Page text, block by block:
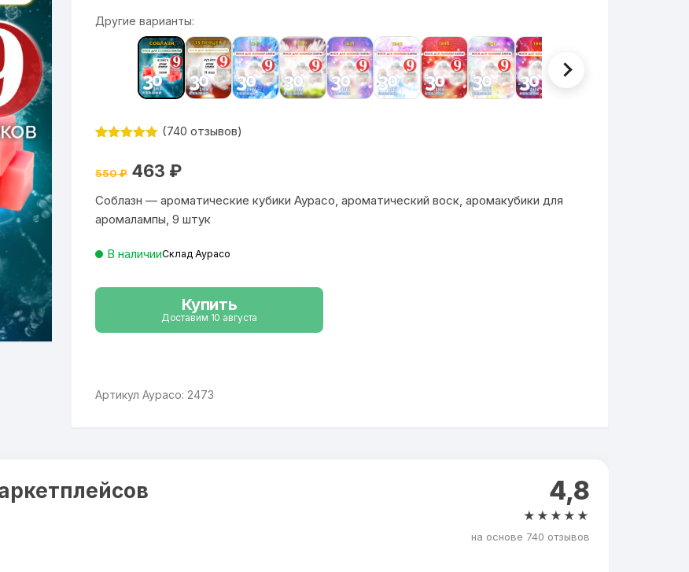
Другие варианты:
на основе
пользовате
лей
(740 отзывов)
550₽ Первоначальная
цена
550 ₽.
463 ₽Текущая
Соблазн — ароматические кубики Аурасо, ароматический воск, аромакубики для
аромалампы, 9 штук
В наличииСклад Аурасо
Купить
Доставим 10 августа
Артикул Аурасо: 2473
4,8
★★★★★
на основе 740 отзывов